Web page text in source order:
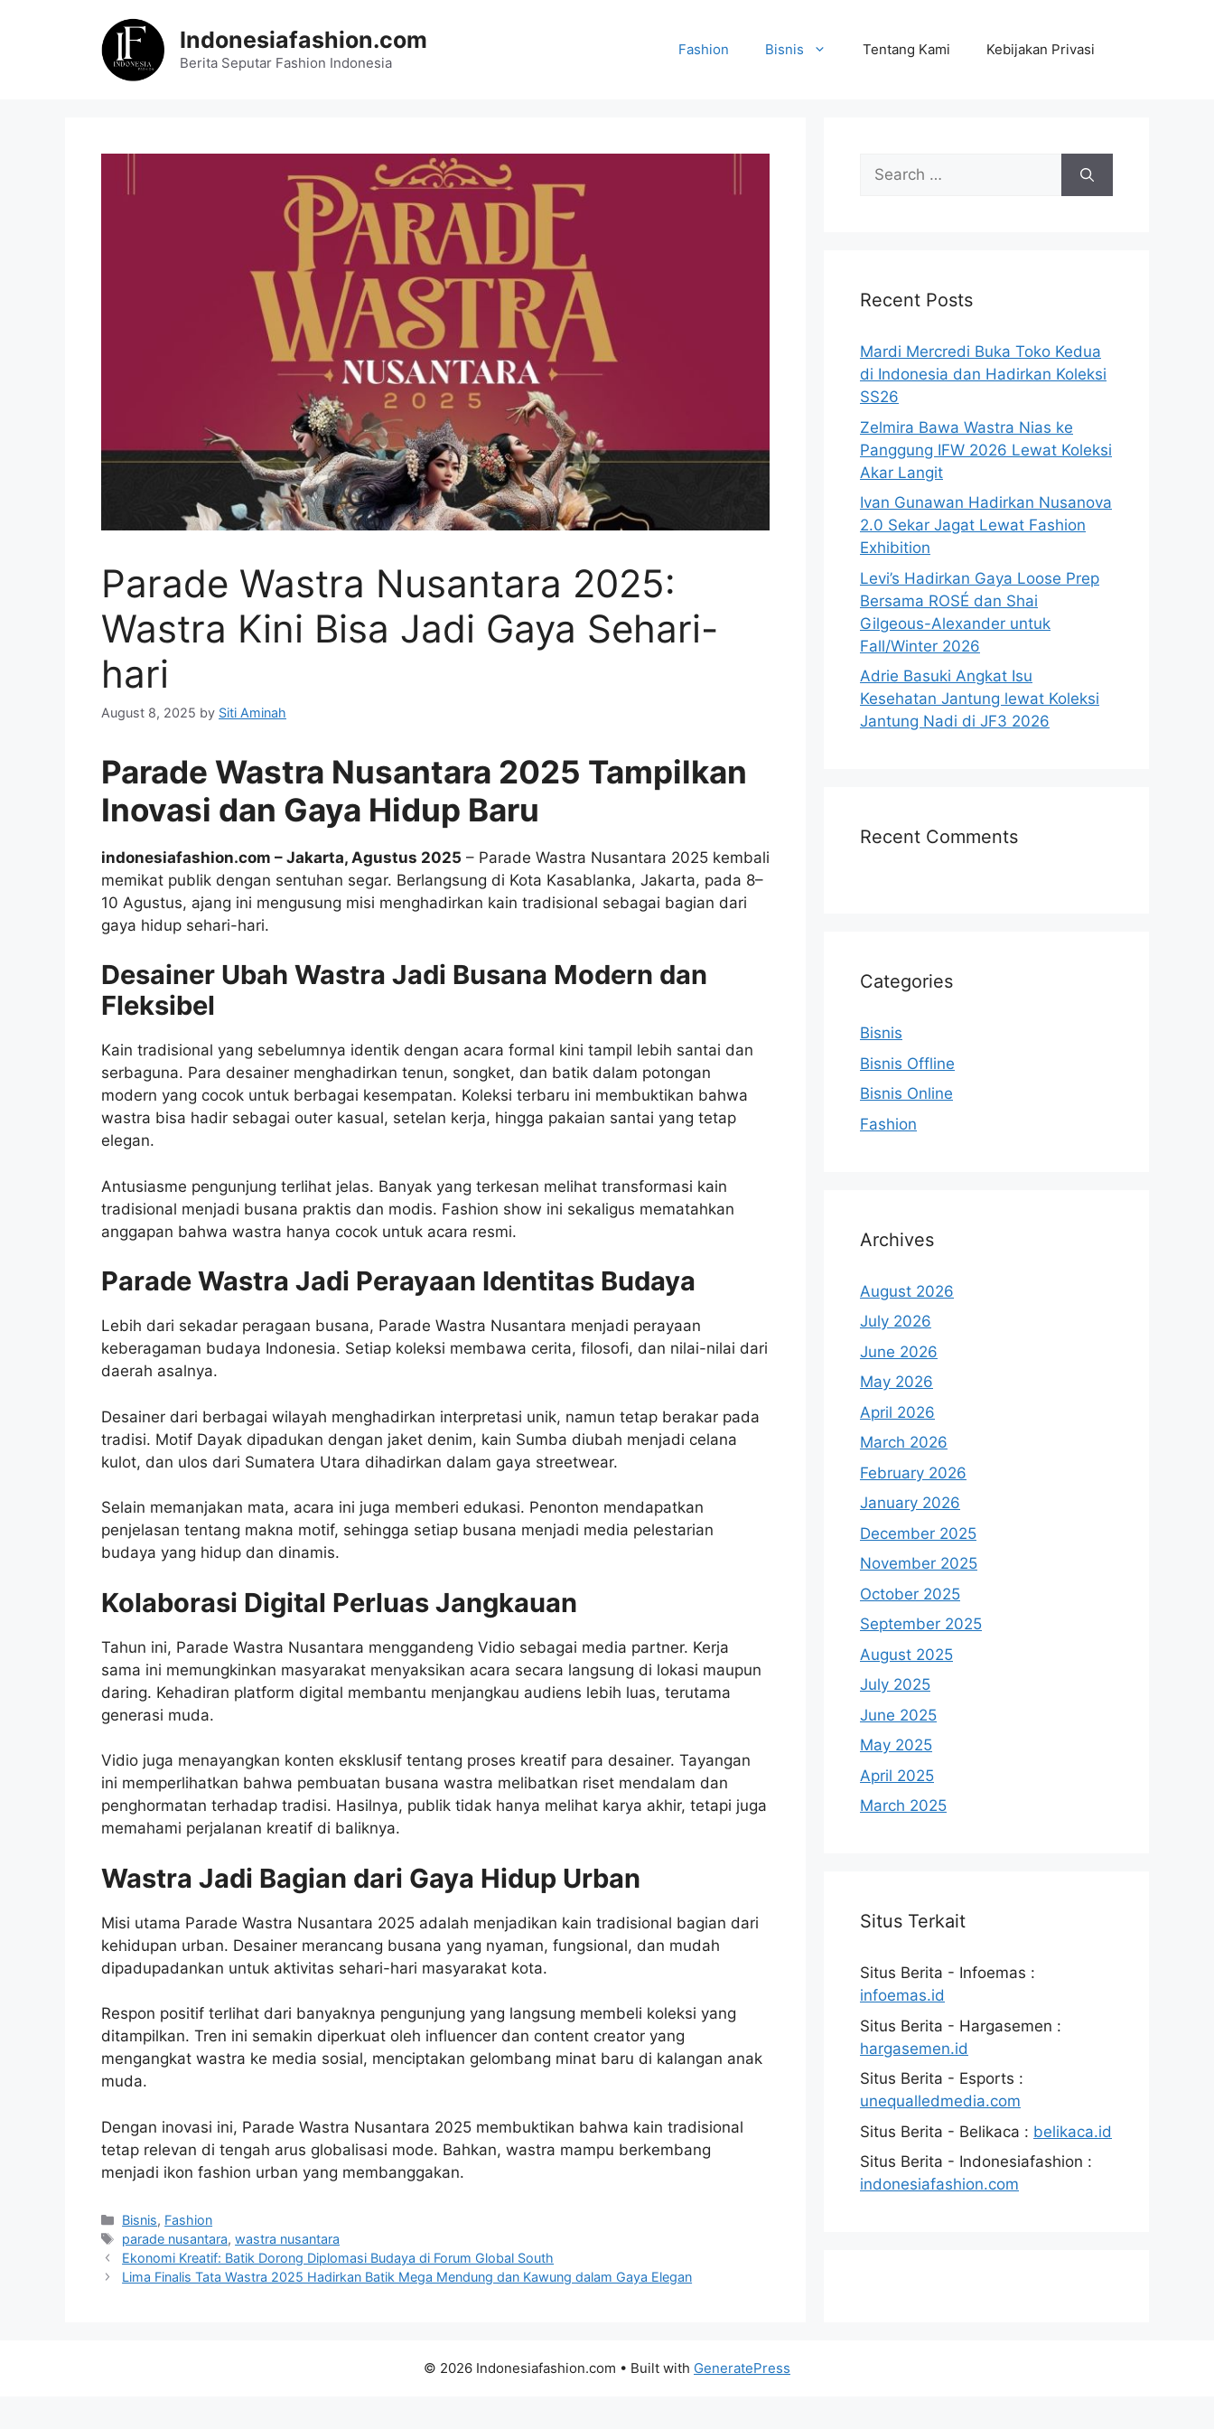
Indonesiafashion.com
Berita Seputar Fashion Indonesia
Fashion Bisnis Tentang Kami Kebijakan Privasi
Parade Wastra Nusantara 2025:
Wastra Kini Bisa Jadi Gaya Sehari-
hari
August 8, 2025 by Siti Aminah
Parade Wastra Nusantara 2025 Tampilkan
Inovasi dan Gaya Hidup Baru
indonesiafashion.com – Jakarta, Agustus 2025 – Parade Wastra Nusantara 2025 kembali
memikat publik dengan sentuhan segar. Berlangsung di Kota Kasablanka, Jakarta, pada 8–
10 Agustus, ajang ini mengusung misi menghadirkan kain tradisional sebagai bagian dari
gaya hidup sehari-hari.
Desainer Ubah Wastra Jadi Busana Modern dan
Fleksibel
Kain tradisional yang sebelumnya identik dengan acara formal kini tampil lebih santai dan
serbaguna. Para desainer menghadirkan tenun, songket, dan batik dalam potongan
modern yang cocok untuk berbagai kesempatan. Koleksi terbaru ini membuktikan bahwa
wastra bisa hadir sebagai outer kasual, setelan kerja, hingga pakaian santai yang tetap
elegan.
Antusiasme pengunjung terlihat jelas. Banyak yang terkesan melihat transformasi kain
tradisional menjadi busana praktis dan modis. Fashion show ini sekaligus mematahkan
anggapan bahwa wastra hanya cocok untuk acara resmi.
Parade Wastra Jadi Perayaan Identitas Budaya
Lebih dari sekadar peragaan busana, Parade Wastra Nusantara menjadi perayaan
keberagaman budaya Indonesia. Setiap koleksi membawa cerita, filosofi, dan nilai-nilai dari
daerah asalnya.
Desainer dari berbagai wilayah menghadirkan interpretasi unik, namun tetap berakar pada
tradisi. Motif Dayak dipadukan dengan jaket denim, kain Sumba diubah menjadi celana
kulot, dan ulos dari Sumatera Utara dihadirkan dalam gaya streetwear.
Selain memanjakan mata, acara ini juga memberi edukasi. Penonton mendapatkan
penjelasan tentang makna motif, sehingga setiap busana menjadi media pelestarian
budaya yang hidup dan dinamis.
Kolaborasi Digital Perluas Jangkauan
Tahun ini, Parade Wastra Nusantara menggandeng Vidio sebagai media partner. Kerja
sama ini memungkinkan masyarakat menyaksikan acara secara langsung di lokasi maupun
daring. Kehadiran platform digital membantu menjangkau audiens lebih luas, terutama
generasi muda.
Vidio juga menayangkan konten eksklusif tentang proses kreatif para desainer. Tayangan
ini memperlihatkan bahwa pembuatan busana wastra melibatkan riset mendalam dan
penghormatan terhadap tradisi. Hasilnya, publik tidak hanya melihat karya akhir, tetapi juga
memahami perjalanan kreatif di baliknya.
Wastra Jadi Bagian dari Gaya Hidup Urban
Misi utama Parade Wastra Nusantara 2025 adalah menjadikan kain tradisional bagian dari
kehidupan urban. Desainer merancang busana yang nyaman, fungsional, dan mudah
dipadupadankan untuk aktivitas sehari-hari masyarakat kota.
Respon positif terlihat dari banyaknya pengunjung yang langsung membeli koleksi yang
ditampilkan. Tren ini semakin diperkuat oleh influencer dan content creator yang
mengangkat wastra ke media sosial, menciptakan gelombang minat baru di kalangan anak
muda.
Dengan inovasi ini, Parade Wastra Nusantara 2025 membuktikan bahwa kain tradisional
tetap relevan di tengah arus globalisasi mode. Bahkan, wastra mampu berkembang
menjadi ikon fashion urban yang membanggakan.
Categories
Bisnis, Fashion
Tags
parade nusantara,wastra nusantara
Ekonomi Kreatif: Batik Dorong Diplomasi Budaya di Forum Global South
Lima Finalis Tata Wastra 2025 Hadirkan Batik Mega Mendung dan Kawung dalam Gaya Elegan
Search
for:
Recent Posts
Mardi Mercredi Buka Toko Kedua
di Indonesia dan Hadirkan Koleksi
SS26
Zelmira Bawa Wastra Nias ke
Panggung IFW 2026 Lewat Koleksi
Akar Langit
Ivan Gunawan Hadirkan Nusanova
2.0 Sekar Jagat Lewat Fashion
Exhibition
Levi’s Hadirkan Gaya Loose Prep
Bersama ROSÉ dan Shai
Gilgeous-Alexander untuk
Fall/Winter 2026
Adrie Basuki Angkat Isu
Kesehatan Jantung lewat Koleksi
Jantung Nadi di JF3 2026
Recent Comments
Categories
Bisnis
Bisnis Offline
Bisnis Online
Fashion
Archives
August 2026
July 2026
June 2026
May 2026
April 2026
March 2026
February 2026
January 2026
December 2025
November 2025
October 2025
September 2025
August 2025
July 2025
June 2025
May 2025
April 2025
March 2025
Situs Terkait
Situs Berita - Infoemas :
infoemas.id
Situs Berita - Hargasemen :
hargasemen.id
Situs Berita - Esports :
unequalledmedia.com
Situs Berita - Belikaca : belikaca.id
Situs Berita - Indonesiafashion :
indonesiafashion.com
© 2026 Indonesiafashion.com • Built with GeneratePress